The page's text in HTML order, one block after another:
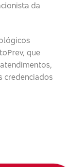
da
que
credenciados